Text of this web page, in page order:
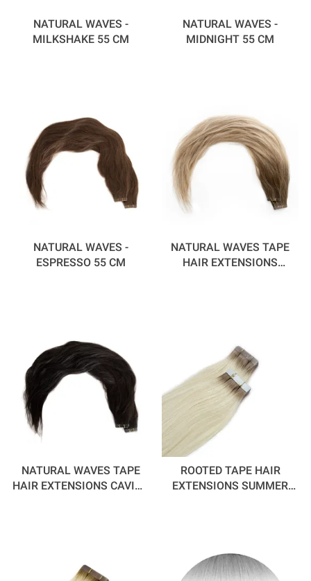
NATURAL WAVES -
MILKSHAKE 55 CM
NATURAL WAVES -
MIDNIGHT 55 CM
NATURAL WAVES -
ESPRESSO 55 CM
NATURAL WAVES TAPE
HAIR EXTENSIONS
NATURAL WAVES TAPE
HAIR EXTENSIONS CAVIAR
ROOTED TAPE HAIR
EXTENSIONS SUMMER